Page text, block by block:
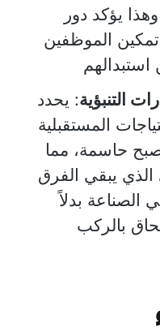
يؤكد دور
الموظفين
استبدالهم
التنبؤية: يحدد
المستقبلية
حاسمة، مما
الذي يبقي الفرق
الصناعة بدلاً
بالركب